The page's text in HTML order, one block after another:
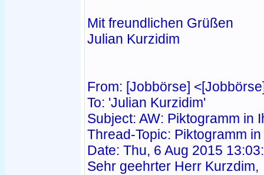
Mit freundlichen Grüßen
Julian Kurzidim
From: [Jobbörse]
To: 'Julian Kurzidim'
Subject: AW: Piktogramm in
Thread-Topic: Piktogramm
Date: Thu, 6 Aug 2015
Sehr geehrter Herr Kurzdim,